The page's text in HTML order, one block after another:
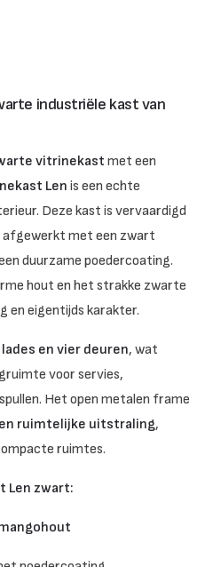
industriële kast van
vitrinekast met een
Len is een echte
Deze kast is vervaardigd
afgewerkt met een zwart
duurzame poedercoating.
hout en het strakke zwarte
en eigentijds karakter.
en vier deuren, wat
voor servies,
Het open metalen frame
ruimtelijke uitstraling,
ruimtes.
Len zwart: